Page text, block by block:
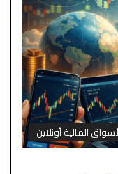
المالية أونلاين